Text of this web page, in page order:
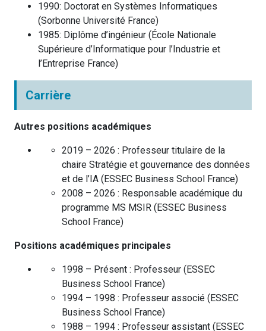
1990: Doctorat en Systèmes Informatiques
(Sorbonne Université France)
1985: Diplôme d’ingénieur ( École Nationale
Supérieure d’Informatique pour l’Industrie et
l’Entreprise France)
Carrière
Autres positions académiques
2019 – 2026 : Professeur titulaire de la
chaire Stratégie et gouvernance des données
et de l’IA ( ESSEC Business School France)
2008 – 2026 : Responsable académique du
programme MS MSIR ( ESSEC Business
School France)
Positions académiques principales
1998 – Présent : Professeur ( ESSEC
Business School France)
1994 – 1998 : Professeur associé ( ESSEC
Business School France)
1988 – 1994 : Professeur assistant ( ESSEC